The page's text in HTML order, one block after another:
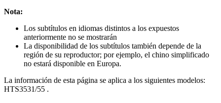
Nota:
Los subtítulos en idiomas distintos a los expuestos
anteriormente no se mostrarán
La disponibilidad de los subtítulos también depende de la
región de su reproductor; por ejemplo, el chino simplificado
no estará disponible en Europa.
La información de esta página se aplica a los siguientes modelos:
HTS3531/55 .